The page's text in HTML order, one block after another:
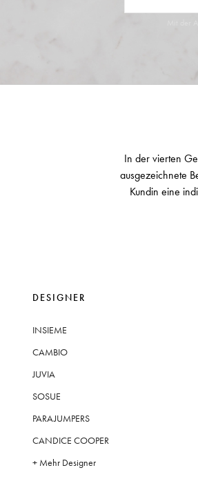
Mit der
In der vierten
ausgezeichnete
Kundin eine
DESIGNER
INSIEME
CAMBIO
JUVIA
SOSUE
PARAJUMPERS
CANDICE COOPER
+ Mehr Designer